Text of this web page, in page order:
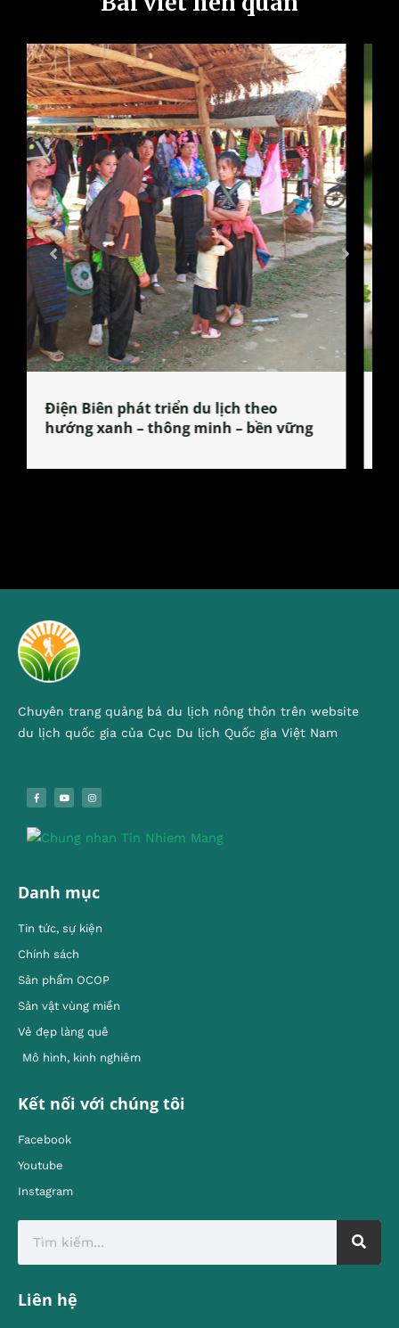
Làng làm bánh tẻ Phú Nhi – nơi lan
tỏa đặc sản xứ Đoài
Chuyên trang quảng bá du lịch nông thôn trên website
du lịch quốc gia của Cục Du lịch Quốc gia Việt Nam
Danh mục
Tin tức, sự kiện
Chính sách
Sản phẩm OCOP
Sản vật vùng miền
Vẻ đẹp làng quê
Mô hình, kinh nghiêm
Kết nối với chúng tôi
Facebook
Youtube
Instagram
Liên hệ